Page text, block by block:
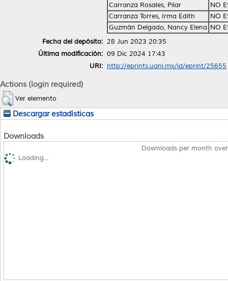
Carranza Rosales, Pilar
NO
Carranza Torres, Irma Edith
NO
Guzmán Delgado, Nancy Elena NO
Fecha del depósito: 28 Jun 2023 20:35
Última modificación: 09 Dic 2024 17:43
URI: http://eprints.uanl.mx/id/eprint/25655
Actions (login required)
Ver elemento
Descargar estadísticas
Downloads
Downloads per month
Loading...